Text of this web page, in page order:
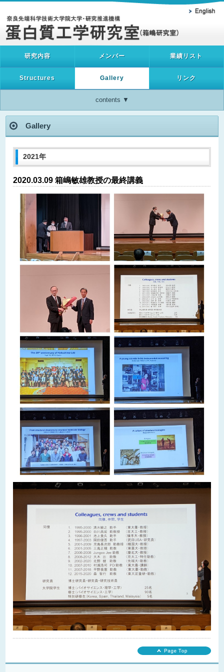
研究内容 メンバー 業績リスト
Structures Gallery リンク
contents ▼
Gallery
2021年
2020.03.09 箱嶋敏雄教授の最終講義